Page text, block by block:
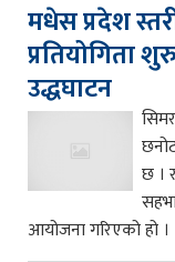
मधेस प्रदेश
प्रतियोगिता
उद्धघाटन
छ ।
आयोजना गरिएको हो ।